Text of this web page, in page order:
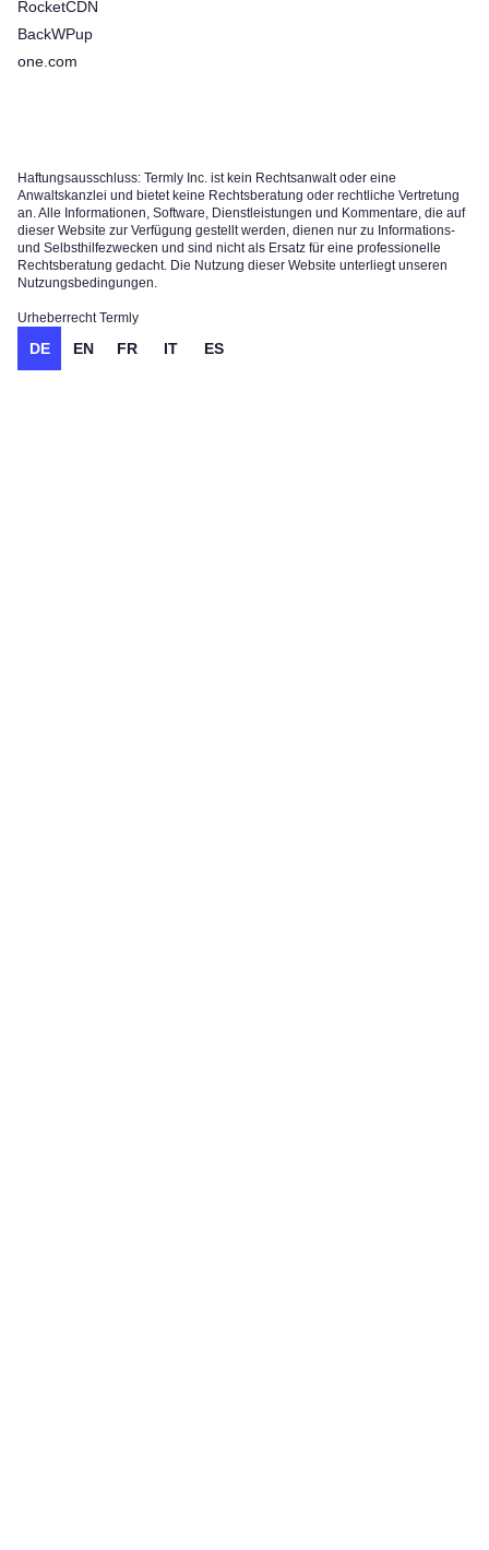
RocketCDN
BackWPup
one.com
Haftungsausschluss: Termly Inc. ist kein Rechtsanwalt oder eine
Anwaltskanzlei und bietet keine Rechtsberatung oder rechtliche Vertretung
an. Alle Informationen, Software, Dienstleistungen und Kommentare, die auf
dieser Website zur Verfügung gestellt werden, dienen nur zu Informations-
und Selbsthilfezwecken und sind nicht als Ersatz für eine professionelle
Rechtsberatung gedacht. Die Nutzung dieser Website unterliegt unseren
Nutzungsbedingungen.
Urheberrecht Termly
DE EN FR IT ES